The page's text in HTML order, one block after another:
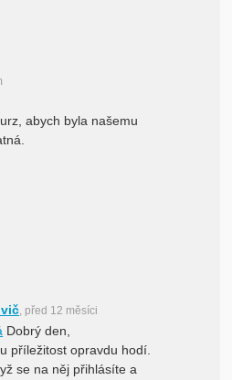
abych byla našemu
, před 12 měsíci
Dobrý den,
příležitost opravdu hodí.
se na něj přihlásíte a